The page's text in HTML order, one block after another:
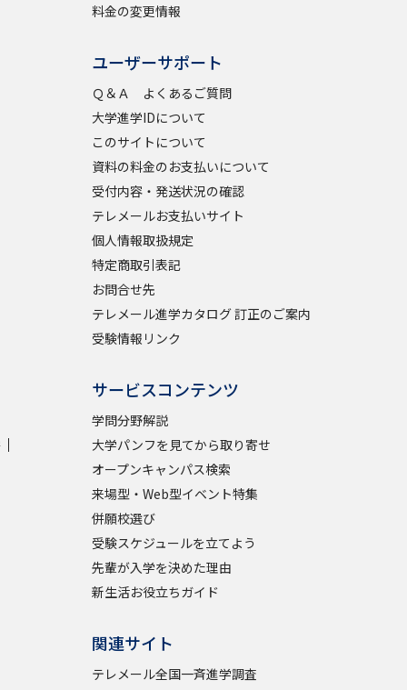
料金の変更情報
ユーザーサポート
Ｑ＆Ａ よくあるご質問
大学進学IDについて
このサイトについて
資料の料金のお支払いについて
受付内容・発送状況の確認
テレメールお支払いサイト
個人情報取扱規定
特定商取引表記
お問合せ先
テレメール進学カタログ 訂正のご案内
受験情報リンク
サービスコンテンツ
学問分野解説
大学パンフを見てから取り寄せ
オープンキャンパス検索
来場型・Web型イベント特集
併願校選び
受験スケジュールを立てよう
先輩が入学を決めた理由
新生活お役立ちガイド
関連サイト
テレメール全国一斉進学調査